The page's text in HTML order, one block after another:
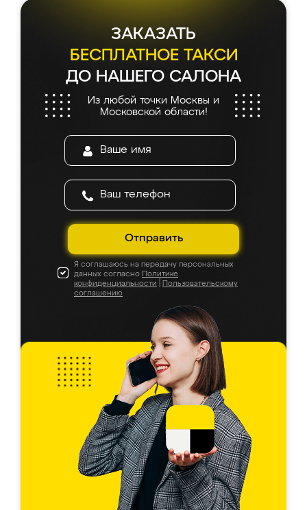
ЗАКАЗАТЬ
БЕСПЛАТНОЕ ТАКСИ
ДО НАШЕГО САЛОНА
Из любой точки Москвы и
Московской области!
Отправить
Я соглашаюсь на передачу персональных
данных согласно Политике
конфиденциальности
Пользовательскому
соглашению